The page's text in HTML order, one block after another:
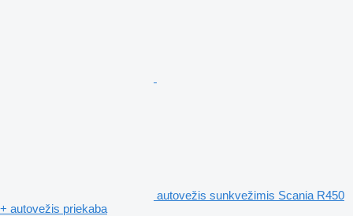
autovežis sunkvežimis Scania R450
+ autovežis priekaba